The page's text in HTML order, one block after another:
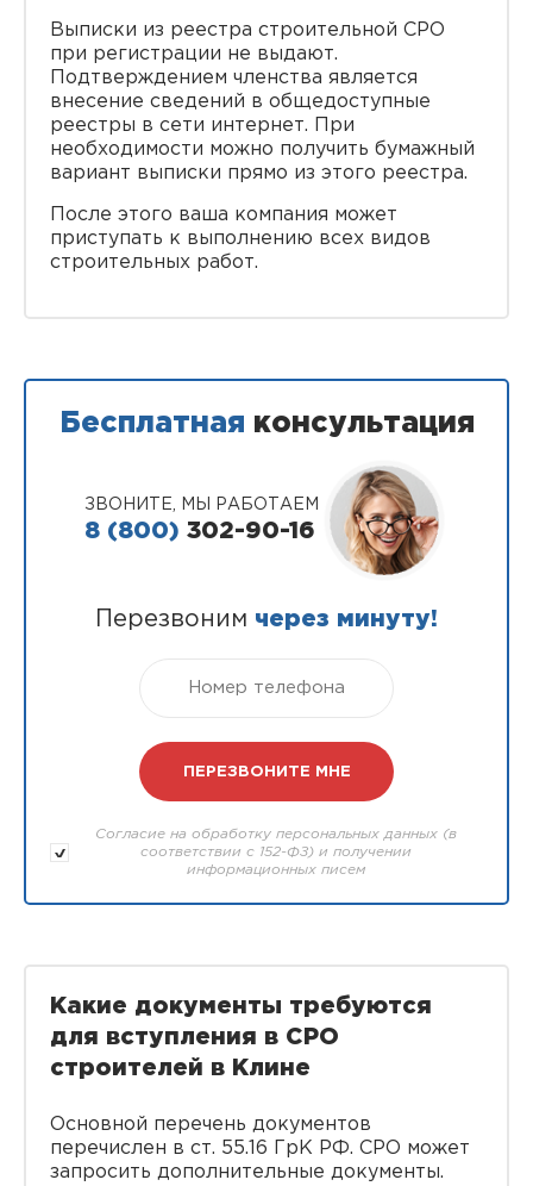
Выписки из реестра строительной СРО
при регистрации не выдают.
Подтверждением членства является
внесение сведений в общедоступные
реестры в сети интернет. При
необходимости можно получить бумажный
вариант выписки прямо из этого реестра.
После этого ваша компания может
приступать к выполнению всех видов
строительных работ.
Бесплатная консультация
ЗВОНИТЕ, МЫ РАБОТАЕМ
8 (800) 302-90-16
Перезвоним через минуту!
Согласие на обработку персональных данных (в
соответствии с 152-ФЗ) и получении
информационных писем
Какие документы требуются
для вступления в СРО
строителей в Клине
Основной перечень документов
перечислен в ст. 55.16 ГрК РФ. СРО может
запросить дополнительные документы.